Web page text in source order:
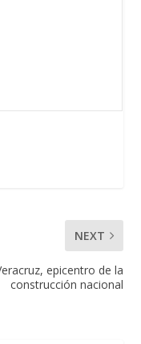
NEXT
epicentro de la
construcción nacional